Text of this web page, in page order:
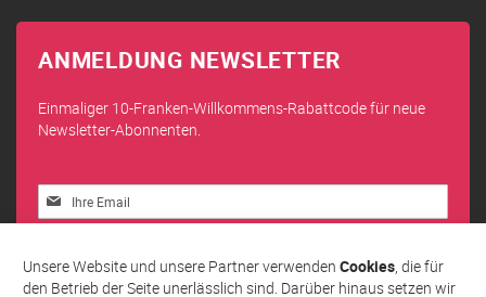
ANMELDUNG NEWSLETTER
Einmaliger 10-Franken-Willkommens-Rabattcode für neue
Newsletter-Abonnenten.
Melden
Sie
unseren
Abonnieren
Unsere Website und unsere Partner verwenden Cookies, die für
den Betrieb der Seite unerlässlich sind. Darüber hinaus setzen wir